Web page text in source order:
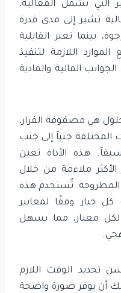
التي تشمل الفعالية،
تشير إلى مدى قدرة
بينما تعبر القابلية
اللازمة لتنفيذ
المالية والمادية
هي مصفوفة القرار،
المختلفة جنباً إلى جنب
هذه الأداة تعين
الأكثر ملاءمة من خلال
المطروحة. تُستخدم هذه
خيار وفقًا لمعايير
لكل معيار، مما يسهل
تحديد الوقت اللازم
أن يوفر صورة واضحة